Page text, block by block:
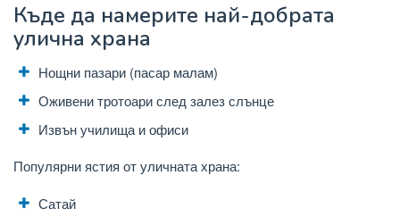
Къде да намерите най-добрата
улична храна
Нощни пазари (пасар малам)
Оживени тротоари след залез слънце
Извън училища и офиси
Популярни ястия от уличната храна:
Сатай